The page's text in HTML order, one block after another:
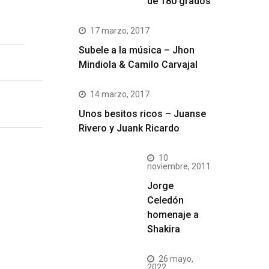
17 marzo, 2017
Subele a la música – Jhon
Mindiola & Camilo Carvajal
14 marzo, 2017
Unos besitos ricos – Juanse
Rivero y Juank Ricardo
10
noviembre, 2011
Jorge
Celedón
homenaje a
Shakira
26 mayo,